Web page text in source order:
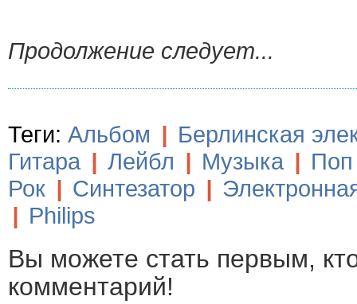
Продолжение следует...
Теги: Альбом | Берлинская
Гитара | Лейбл | Музыка | Поп
Рок | Синтезатор |
| Philips
Вы можете стать первым,
комментарий!